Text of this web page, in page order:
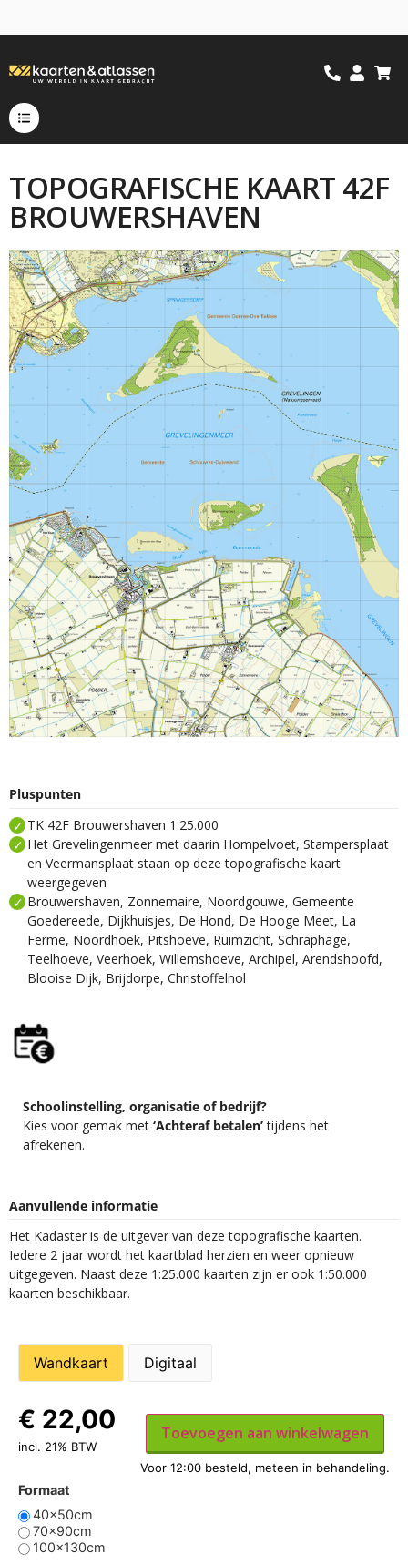
TOPOGRAFISCHE KAART 42F
BROUWERSHAVEN
Pluspunten
TK 42F Brouwershaven 1:25.000
Het Grevelingenmeer met daarin Hompelvoet, Stampersplaat
en Veermansplaat staan op deze topografische kaart
weergegeven
Brouwershaven, Zonnemaire, Noordgouwe, Gemeente
Goedereede, Dijkhuisjes, De Hond, De Hooge Meet, La
Ferme, Noordhoek, Pitshoeve, Ruimzicht, Schraphage,
Teelhoeve, Veerhoek, Willemshoeve, Archipel, Arendshoofd,
Blooise Dijk, Brijdorpe, Christoffelnol
Schoolinstelling, organisatie of bedrijf?
Kies voor gemak met ‘Achteraf betalen’tijdens het
afrekenen.
Aanvullende informatie
Het Kadaster is de uitgever van deze topografische kaarten.
Iedere 2 jaar wordt het kaartblad herzien en weer opnieuw
uitgegeven. Naast deze 1:25.000 kaarten zijn er ook 1:50.000
kaarten beschikbaar.
Wandkaart Digitaal
Formaat
40x50cm
70x90cm
100x130cm
€ 22,00
incl. 21% BTW
Toevoegen aan winkelwagen